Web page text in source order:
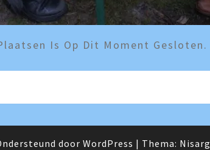
Is Op Dit Moment Gesloten.
door WordPress | Thema: Nisarg